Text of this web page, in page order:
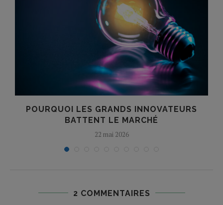
POURQUOI LES GRANDS INNOVATEURS
BATTENT LE MARCHÉ
22 mai 2026
2 COMMENTAIRES